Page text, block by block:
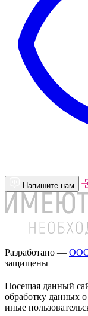
Напишите нам
Разработано — ООО
защищены
Посещая данный
обработку данных
иные